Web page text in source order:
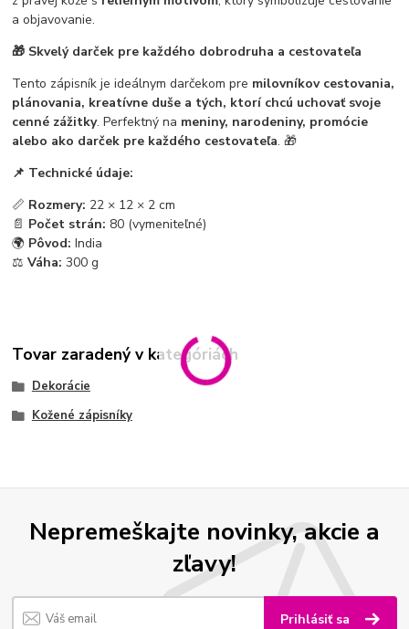
a objavovanie.
🎁 Skvelý darček pre každého dobrodruha a cestovateľa
Tento zápisník je ideálnym darčekom pre milovníkov cestovania,
plánovania, kreatívne duše a tých, ktorí chcú uchovať svoje
cenné zážitky. Perfektný na meniny, narodeniny, promócie
alebo ako darček pre každého cestovateľa. 🎁
📌 Technické údaje:
📏 Rozmery: 22 × 12 × 2 cm
📄 Počet strán: 80 (vymeniteľné)
🌍 Pôvod: India
⚖️Váha: 300 g
Tovar zaradený v kategóriách
Dekorácie
Kožené zápisníky
Nepremeškajte novinky, akcie a
zľavy!
Prihlásiť sa